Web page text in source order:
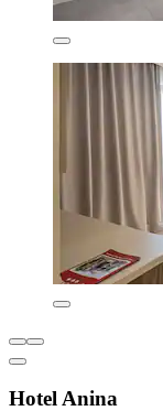
Hotel Anina